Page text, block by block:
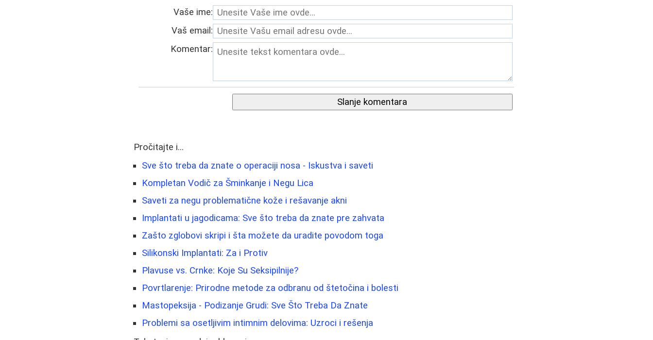
Vaše ime:
Vaš email:
Komentar:
Slanje komentara
Pročitajte i...
Sve što treba da znate o operaciji nosa - Iskustva i saveti
Kompletan Vodič za Šminkanje i Negu Lica
Saveti za negu problematične kože i rešavanje akni
Implantati u jagodicama: Sve što treba da znate pre zahvata
Zašto zglobovi skripi i šta možete da uradite povodom toga
Silikonski Implantati: Za i Protiv
Plavuse vs. Crnke: Koje Su Seksipilnije?
Povrtlarenje: Prirodne metode za odbranu od štetočina i bolesti
Mastopeksija - Podizanje Grudi: Sve Što Treba Da Znate
Problemi sa osetljivim intimnim delovima: Uzroci i rešenja